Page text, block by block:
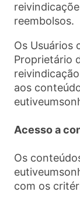
reembolsos.
Os Usuários
Proprietário
aos
Acesso a
Os
com os